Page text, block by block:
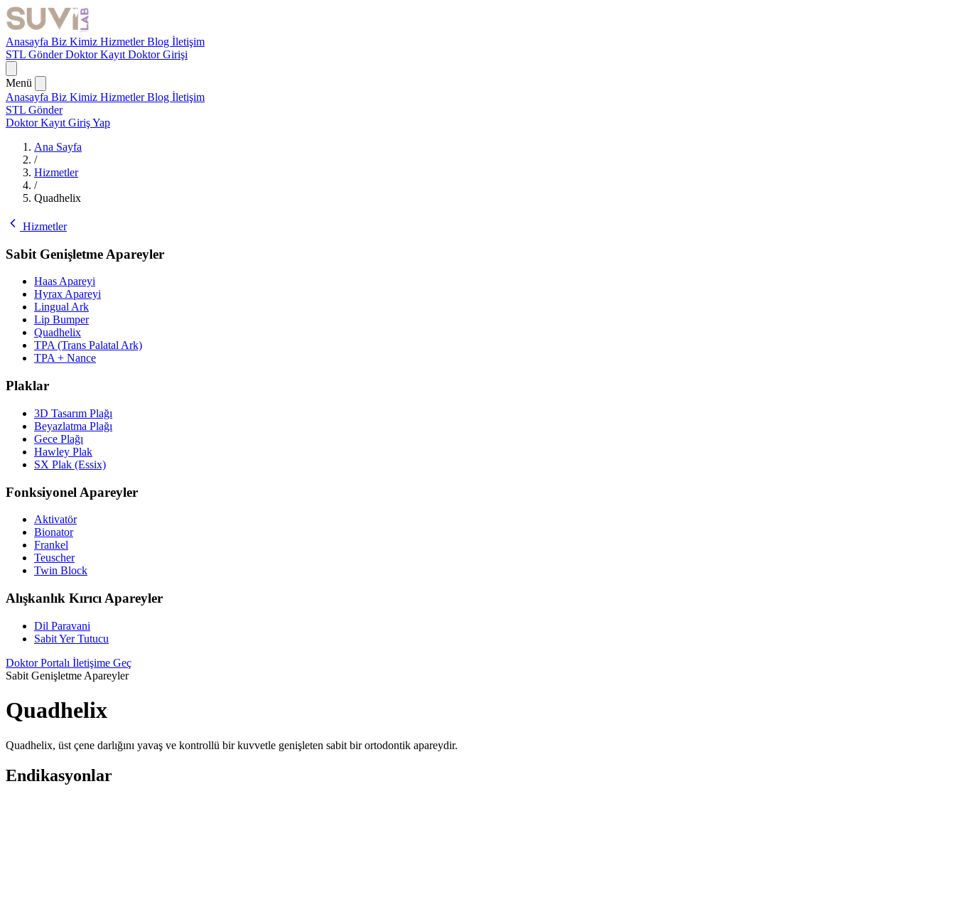
Anasayfa Biz Kimiz HizmetlerBlog İletişim
STL GönderDoktor Kayıt Doktor Girişi
Menü
Anasayfa Biz Kimiz HizmetlerBlog İletişim
STL Gönder
Doktor Kayıt Giriş Yap
Ana Sayfa
/
Hizmetler
/
Quadhelix
Hizmetler
Sabit Genişletme Apareyler
Haas Apareyi
Hyrax Apareyi
Lingual Ark
Lip Bumper
Quadhelix
TPA (Trans Palatal Ark)
TPA + Nance
Plaklar
3D Tasarım Plağı
Beyazlatma Plağı
Gece Plağı
Hawley Plak
SX Plak (Essix)
Fonksiyonel Apareyler
Aktivatör
Bionator
Frankel
Teuscher
Twin Block
Alışkanlık Kırıcı Apareyler
Dil Paravani
Sabit Yer Tutucu
Doktor Portalı İletişime Geç
Sabit Genişletme Apareyler
Quadhelix
Quadhelix, üst çene darlığını yavaş ve kontrollü bir kuvvetle genişleten sabit bir ortodontik apareydir.
Endikasyonlar